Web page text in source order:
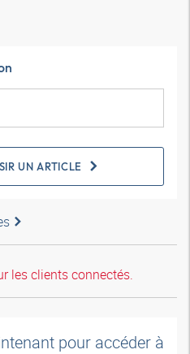
UN ARTICLE
les clients connectés.
pour accéder à